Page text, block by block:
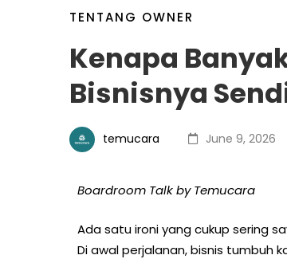
TENTANG OWNER
Kenapa
Bisnisnya
temucara June 9, 2026
Boardroom Talk by Temucara
Ada satu ironi yang cukup sering
Di awal perjalanan, bisnis tumbuh